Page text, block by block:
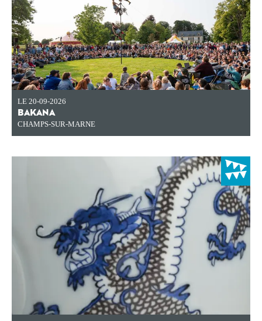
LE 20-09-2026
BAKANA
CHAMPS-SUR-MARNE